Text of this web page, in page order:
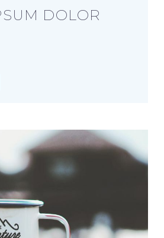
DOLOR